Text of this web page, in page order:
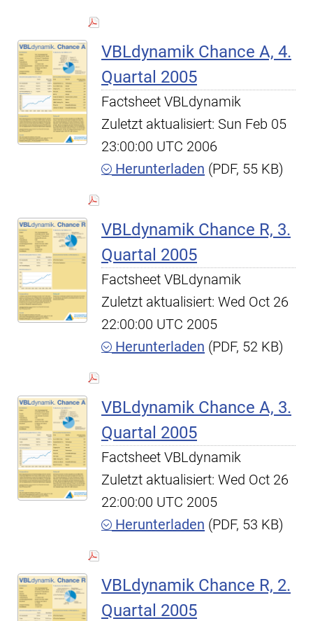
VBLdynamik Chance A, 4.
Quartal 2005
Factsheet VBLdynamik
Zuletzt aktualisiert: Sun Feb 05
23:00:00 UTC 2006
Herunterladen (PDF, 55 KB)
VBLdynamik Chance R, 3.
Quartal 2005
Factsheet VBLdynamik
Zuletzt aktualisiert: Wed Oct 26
22:00:00 UTC 2005
Herunterladen (PDF, 52 KB)
VBLdynamik Chance A, 3.
Quartal 2005
Factsheet VBLdynamik
Zuletzt aktualisiert: Wed Oct 26
22:00:00 UTC 2005
Herunterladen (PDF, 53 KB)
VBLdynamik Chance R, 2.
Quartal 2005